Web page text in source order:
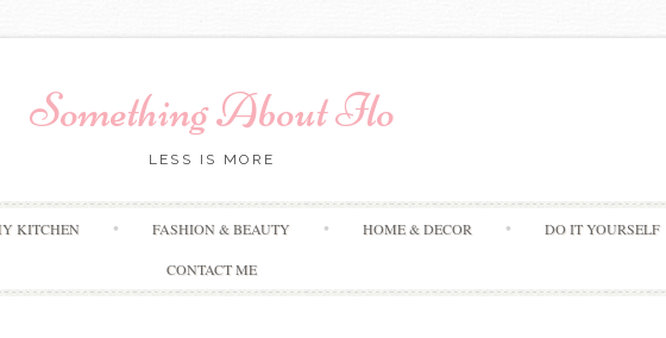
Something About Ilo
LESS IS MORE
KITCHEN FASHION & BEAUTY HOME & DECOR DO IT YOURSELF
CONTACT ME